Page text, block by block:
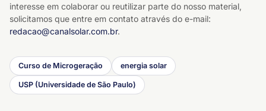
interesse em colaborar ou reutilizar parte do nosso material,
solicitamos que entre em contato através do e-mail:
redacao@canalsolar.com.br.
Curso de Microgeração energia solar
USP (Universidade de São Paulo)